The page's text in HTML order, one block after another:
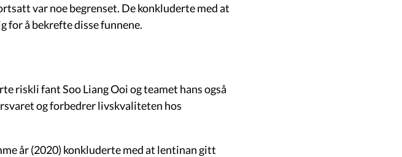
var noe begrenset. De konkluderte med at
for å bekrefte disse funnene.
riskli fant Soo Liang Ooi og teamet hans også
og forbedrer livskvaliteten hos
år (2020) konkluderte med at lentinan gitt